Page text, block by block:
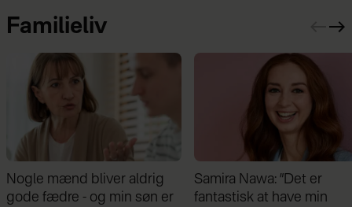
Familieliv
Nogle mænd bliver aldrig
gode fædre - og min søn er
Samira Nawa: ”Det er
fantastisk at have min